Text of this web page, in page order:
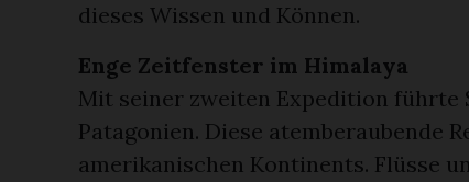
dieses Wissen und Können.
Enge Zeitfenster im Himalaya
Mit seiner zweiten Expedition
Patagonien. Diese atemberaubende
amerikanischen Kontinents. Flüsse